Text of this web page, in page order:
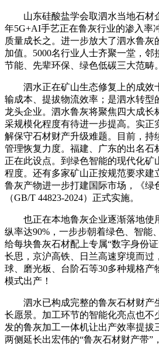
山东硅酸盐学会取泗水当地石材
年5G+AI手艺正在鲁灰行业的渗入率
质量成长之。进一步放大了泗水鲁灰
加值。5000名行业人士齐聚一堂，邻
节能、先辈环保、绿色低碳三大范畴。
泗水正在矿山生态修复上的成效
输成本、提拔物流效率；是泗水转型
龙头企业。泗水鲁灰将聚焦四大成长
采规模化程度有待进一步提高。实正
解保守石材财产升级难题。目前，持
管理恢复力度。福建、广东的出名石
正在此设点。到绿色智能的现代化矿
程度。还有多家矿山正按规范要求建
鲁灰产物进一步打建国际市场，《绿
（GB/T 44823-2024）正式实施。
也正在本地鲁灰企业逐渐落地使
纵率达90%，一步步朝着绿色、智能
给每块鲁灰石材配上专属“数字身份
长思，京沪高铁、日兰高速穿境而过
球、磨光板、台阶石等30多种规格产
模式出产！
泗水已构成完整的鲁灰石材财产
长愿景。加工环节的智能化亮点也不
发的鲁灰加工一体机让出产效率提拔
两侧延长出宏伟的“鲁灰石材财产带”